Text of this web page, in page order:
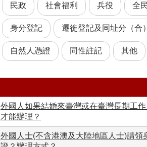
民政 社會福利 兵役 全
身分登記 遷徙登記及同址分（合
自然人憑證 同性註記 其他
外國人如果結婚來臺灣或在臺灣長期工
才能辦理？
外國人士(不含港澳及大陸地區人士)請